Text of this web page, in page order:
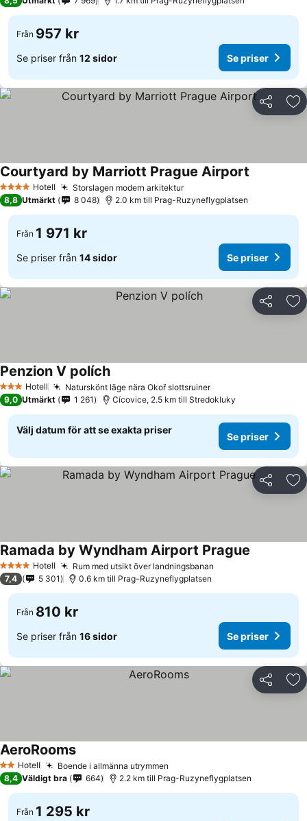
Från 957 kr
Se priser från 12 sidor Se priser
Dela
4 StjärnorHotell Storslagen modern arkitektur
Courtyard by Marriott Prague Airport
8,8 Utmärkt 8 048 2.0 km till Prag-Ruzyneflygplatsen
Från 1 971 kr
Se priser från 14 sidor Se priser
Dela
3 StjärnorHotell Naturskönt läge nära Okoř slottsruiner
Penzion V polích
9,0 Utmärkt 1 261 Cícovice, 2.5 km till Stredokluky
Välj datum för att se exakta priser
Se priser
Dela
4 StjärnorHotell Rum med utsikt över landningsbanan
Ramada by Wyndham Airport Prague
7,4 5 301 0.6 km till Prag-Ruzyneflygplatsen
Från 810 kr
Se priser från 16 sidor Se priser
Dela
2 Stjärnor
Hotell Boende i allmänna utrymmen
AeroRooms
8,4 Väldigt bra 664 2.2 km till Prag-Ruzyneflygplatsen
Från 1 295 kr